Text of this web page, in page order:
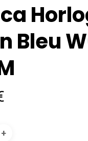
Bleu